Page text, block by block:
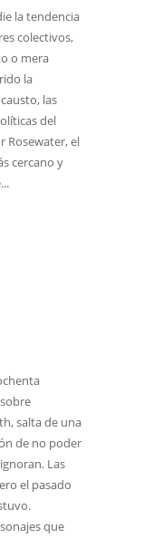
la tendencia
colectivos,
o mera
la
las
del
Rosewater, el
cercano y
salta de una
de no poder
Las
el pasado
que